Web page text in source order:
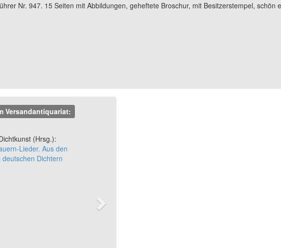
Nr. 947. 15 Seiten mit Abbildungen, geheftete Broschur, mit Besitzerstempel, schön
Versandantiquariat:
(Hrsg.):
Lieder. Aus den
Dichtern